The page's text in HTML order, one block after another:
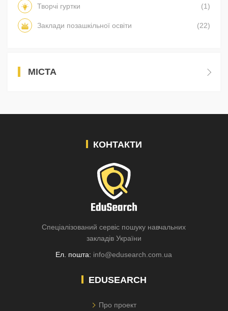
Творчі гуртки (1)
Заклади позашкільної освіти (22)
МІСТА
КОНТАКТИ
Спеціалізований сервіс пошуку навчальних
закладів України
Ел. пошта: info@edusearch.com.ua
EDUSEARCH
Про проект